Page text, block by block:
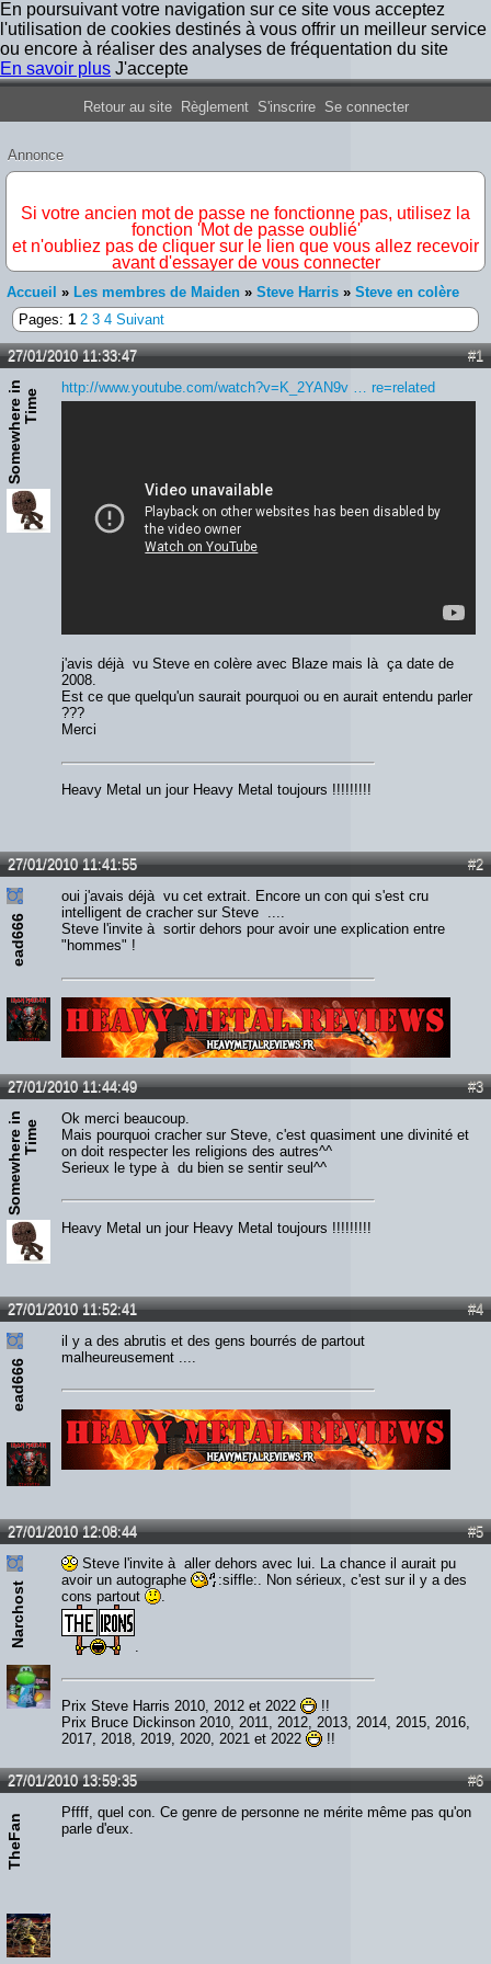
En poursuivant votre navigation sur ce site vous acceptez
l'utilisation de cookies destinés à vous offrir un meilleur service
ou encore à réaliser des analyses de fréquentation du site
En savoir plus J'accepte
Forum Iron Maiden France
Retour au site Règlement S'inscrire Se connecter
Annonce
Si votre ancien mot de passe ne fonctionne pas, utilisez la
fonction 'Mot de passe oublié'
et n'oubliez pas de cliquer sur le lien que vous allez recevoir
avant d'essayer de vous connecter
Accueil » Les membres de Maiden » Steve Harris » Steve en colère
Pages: 1 2 3 4 Suivant
#1
27/01/2010 11:33:47
S
o
m
e
w
h
e
r
ei
n
T
i
me
http://www.youtube.com/watch?v=K_2YAN9v … re=related
j'avis déjà vu Steve en colère avec Blaze mais là ça date de
2008.
Est ce que quelqu'un saurait pourquoi ou en aurait entendu parler
???
Merci
Heavy Metal un jour Heavy Metal toujours !!!!!!!!!
#2
27/01/2010 11:41:55
ead666
oui j'avais déjà vu cet extrait. Encore un con qui s'est cru
intelligent de cracher sur Steve ....
Steve l'invite à sortir dehors pour avoir une explication entre
"hommes" !
#3
27/01/2010 11:44:49
S
o
m
e
w
h
e
r
ei
n
T
i
me
Ok merci beaucoup.
Mais pourquoi cracher sur Steve, c'est quasiment une divinité et
on doit respecter les religions des autres^^
Serieux le type à du bien se sentir seul^^
Heavy Metal un jour Heavy Metal toujours !!!!!!!!!
#4
27/01/2010 11:52:41
ead666
il y a des abrutis et des gens bourrés de partout
malheureusement ....
#5
27/01/2010 12:08:44
Narchost
Steve l'invite à aller dehors avec lui. La chance il aurait pu
avoir un autographe
:siffle:. Non sérieux, c'est sur il y a des
cons partout
Prix Steve Harris 2010, 2012 et 2022
!!
Prix Bruce Dickinson 2010, 2011, 2012, 2013, 2014, 2015, 2016,
2017, 2018, 2019, 2020, 2021 et 2022
!!
#6
27/01/2010 13:59:35
TheFan
Pffff, quel con. Ce genre de personne ne mérite même pas qu'on
parle d'eux.